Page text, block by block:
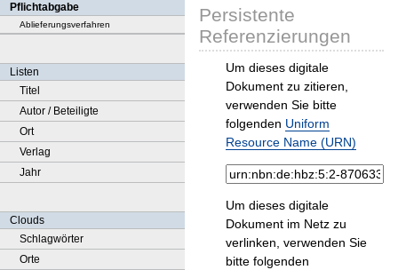
Pflichtabgabe
Ablieferungsverfahren
Listen
Titel
Autor / Beteiligte
Ort
Verlag
Jahr
Clouds
Schlagwörter
Orte
Persistente
Referenzierungen
Um dieses digitale
Dokument zu zitieren,
verwenden Sie bitte
folgenden Uniform
Resource Name (URN)
Um dieses digitale
Dokument im Netz zu
verlinken, verwenden Sie
bitte folgenden